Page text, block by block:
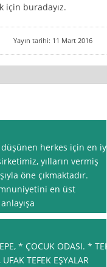
için buradayız.
Yayın tarihi: 11 Mart 2016
düşünen herkes için en iyi
yılların vermiş
öne çıkmaktadır.
en üst
* ÇOCUK ODASI. * TEK
TEFEK EŞYALAR